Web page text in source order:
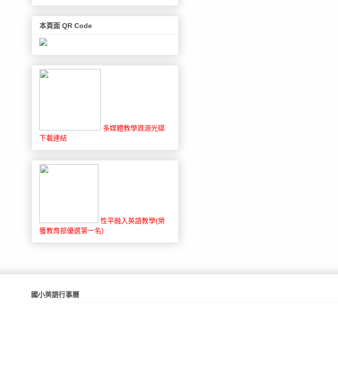
本頁面 QR Code
多媒體教學資源光碟
下載連結
性平融入英語教學(榮
獲教育部優選第一名)
國小英語行事曆